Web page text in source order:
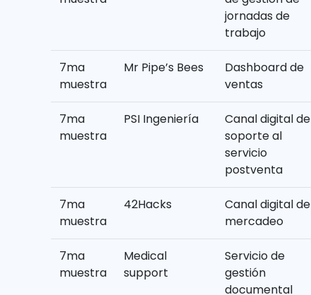
jornadas de
trabajo
7ma
muestra
Mr Pipe’s Bees
Dashboard de
ventas
7ma
muestra
PSI Ingeniería
Canal digital de
soporte al
servicio
postventa
7ma
muestra
42Hacks
Canal digital de
mercadeo
7ma
muestra
Medical
support
Servicio de
gestión
documental